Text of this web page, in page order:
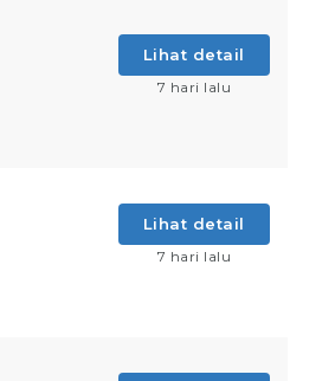
Lihat detail
7 hari lalu
Lihat detail
7 hari lalu